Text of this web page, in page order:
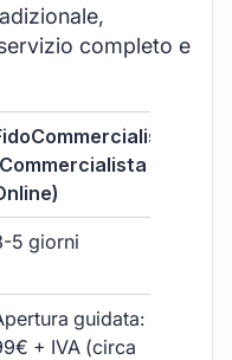
completo e
5 giorni
guidata:
+ IVA (circa